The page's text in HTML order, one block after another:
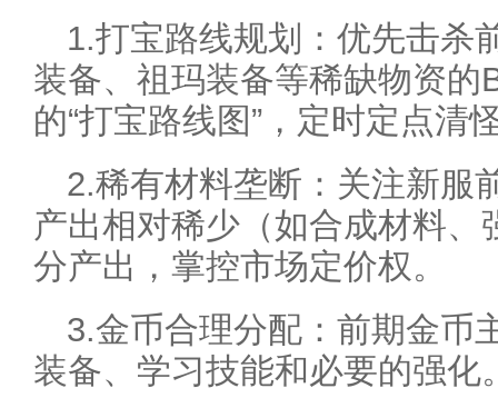
1.打宝路线规划：优先击杀
装备、祖玛装备等稀缺物资
的“打宝路线图”，定时定点清
2.稀有材料垄断：关注新服
产出相对稀少（如合成材料
分产出，掌控市场定价权。
3.金币合理分配：前期金币
装备、学习技能和必要的强化